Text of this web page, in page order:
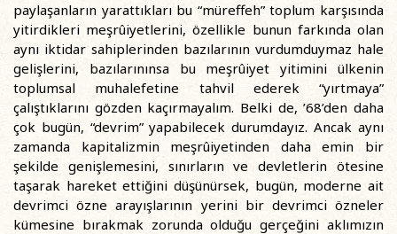
paylaşanların yarattıkları bu “müreffeh” toplum karşısında
yitirdikleri meşrûiyetlerini, özellikle bunun farkında olan
aynı iktidar sahiplerinden bazılarının vurdumduymaz hale
gelişlerini, bazılarınınsa bu meşrûiyet yitimini ülkenin
toplumsal muhalefetine tahvil ederek “yırtmaya”
çalıştıklarını gözden kaçırmayalım. Belki de, ’68’den daha
çok bugün, “devrim” yapabilecek durumdayız. Ancak aynı
zamanda kapitalizmin meşrûiyetinden daha emin bir
şekilde genişlemesini, sınırların ve devletlerin ötesine
taşarak hareket ettiğini düşünürsek, bugün, moderne ait
devrimci özne arayışlarının yerini bir devrimci özneler
kümesine bırakmak zorunda olduğu gerçeğini aklımızın